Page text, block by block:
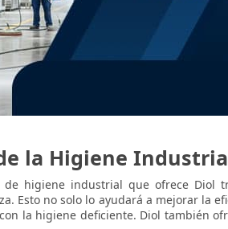
la Higiene
de higiene industrial que ofrece Diol
Esto no solo lo ayudará a mejorar la
la higiene deficiente. Diol también